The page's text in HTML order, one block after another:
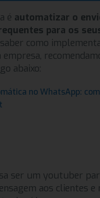
é automatizar o
para os
como
abaixo:
no WhatsApp:
ser um youtuber
aos clientes e